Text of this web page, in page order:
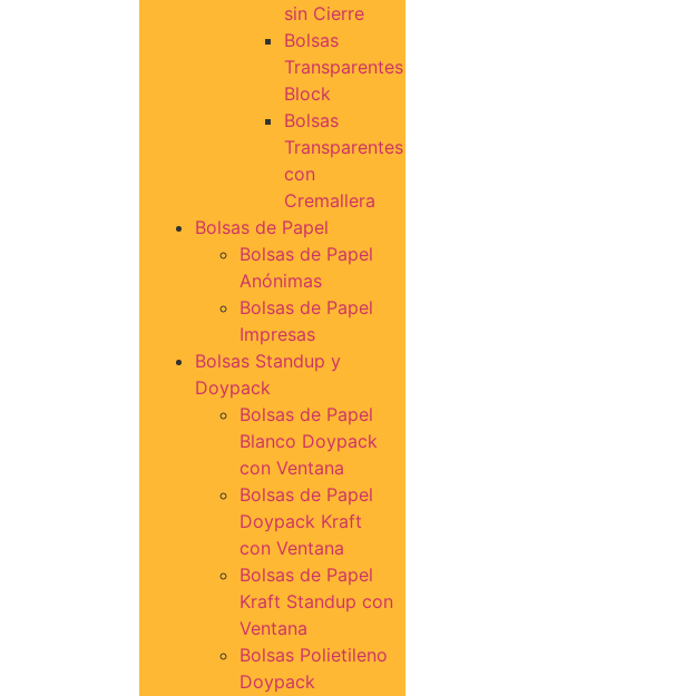
sin Cierre
Bolsas
Transparentes
Block
Bolsas
Transparentes
con
Cremallera
Bolsas de Papel
Bolsas de Papel
Anónimas
Bolsas de Papel
Impresas
Bolsas Standup y
Doypack
Bolsas de Papel
Blanco Doypack
con Ventana
Bolsas de Papel
Doypack Kraft
con Ventana
Bolsas de Papel
Kraft Standup con
Ventana
Bolsas Polietileno
Doypack